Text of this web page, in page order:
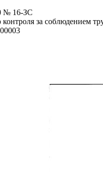
№ 16-ЗС
за соблюдением